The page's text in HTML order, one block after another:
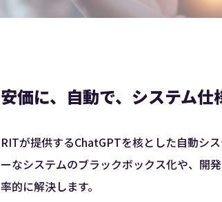
安価に、自動で、システム
RITが提供するChatGPTを核とした自動シ
ーなシステムのブラックボックス化や、開
率的に解決します。